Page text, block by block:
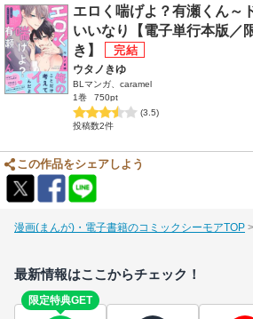
エロく喘げよ？有瀬くん～
いいなり【電子単行本版／
き】
ウタノきゆ
BLマンガ、caramel
1巻
750pt
(3.5)
投稿数2件
この作品をシェアしよう
漫画(まんが)・電子書籍のコミックシーモアTOP
最新情報はここからチェック！
限定特典GET